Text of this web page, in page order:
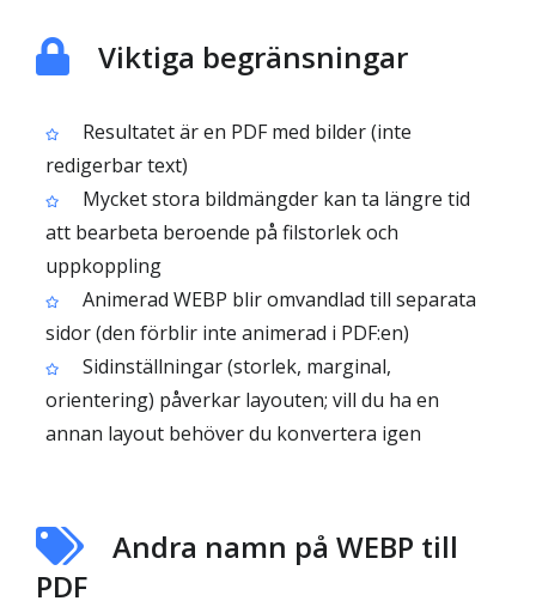
Viktiga begränsningar
Resultatet är en PDF med bilder (inte
redigerbar text)
Mycket stora bildmängder kan ta längre tid
att bearbeta beroende på filstorlek och
uppkoppling
Animerad WEBP blir omvandlad till separata
sidor (den förblir inte animerad i PDF:en)
Sidinställningar (storlek, marginal,
orientering) påverkar layouten; vill du ha en
annan layout behöver du konvertera igen
Andra namn på WEBP till
PDF